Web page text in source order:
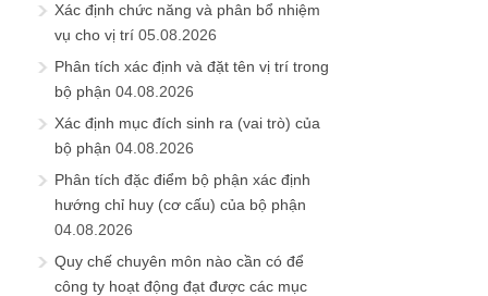
Xác định chức năng và phân bổ nhiệm
vụ cho vị trí 05.08.2026
Phân tích xác định và đặt tên vị trí trong
bộ phận 04.08.2026
Xác định mục đích sinh ra (vai trò) của
bộ phận 04.08.2026
Phân tích đặc điểm bộ phận xác định
hướng chỉ huy (cơ cấu) của bộ phận
04.08.2026
Quy chế chuyên môn nào cần có để
công ty hoạt động đạt được các mục